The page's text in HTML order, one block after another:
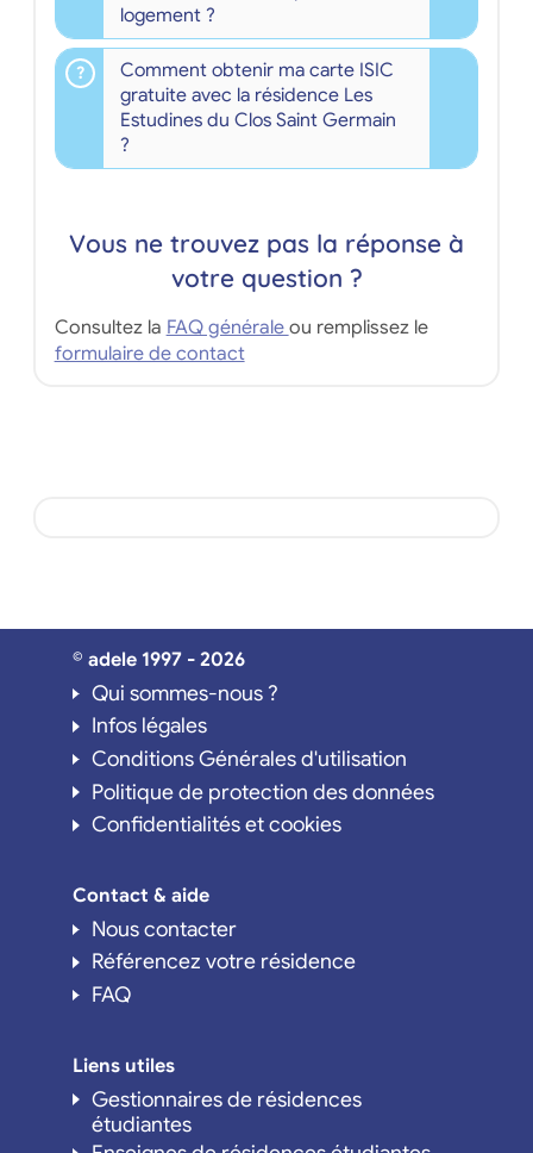
logement ?
Comment obtenir ma carte ISIC
gratuite avec la résidence Les
Estudines du Clos Saint Germain
?
Vous ne trouvez pas la réponse à
votre question ?
Consultez la FAQ générale ou remplissez le
formulaire de contact
© adele 1997 - 2026
Qui sommes-nous ?
Infos légales
Conditions Générales d'utilisation
Politique de protection des données
Confidentialités et cookies
Contact & aide
Nous contacter
Référencez votre résidence
FAQ
Liens utiles
Gestionnaires de résidences
étudiantes